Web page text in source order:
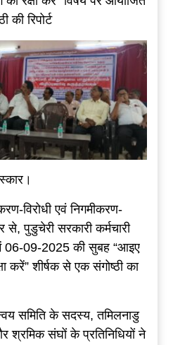
की रिपोर्ट
विरोधी एवं निगमीकरण-
से, पुडुचेरी सरकारी कर्मचारी
06-09-2025 की सुबह “आइए
करें” शीर्षक से एक संगोष्ठी का
समिति के सदस्य, तमिलनाडु
श्रमिक संघों के प्रतिनिधियों ने